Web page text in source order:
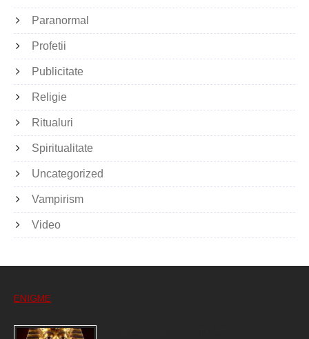
Paranormal
Profetii
Publicitate
Religie
Ritualuri
Spiritualitate
Uncategorized
Vampirism
Video
ENIGME